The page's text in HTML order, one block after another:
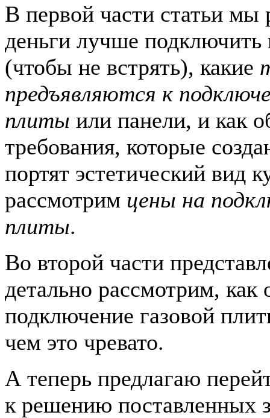
В первой части статьи мы
деньги лучше подключить
(чтобы не встрять), какие
предъявляются к
плиты или панели, и как
требования, которые
портят эстетический вид
рассмотрим цены на
плиты.
Во второй части
детально рассмотрим, как
подключение газовой
чем это чревато.
А теперь предлагаю
к решению поставленных